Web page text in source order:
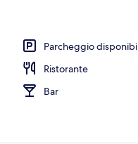
Parcheggio
Ristorante
Bar